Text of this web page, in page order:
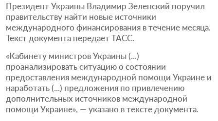
Президент Украины Владимир Зеленский поручил
правительству найти новые источники
международного финансирования в течение месяца.
Текст документа передает ТАСС.
«Кабинету министров Украины (...)
проанализировать ситуацию о состоянии
предоставления международной помощи Украине и
наработать (...) предложения по привлечению
дополнительных источников международной
помощи Украине», — указано в тексте документа.